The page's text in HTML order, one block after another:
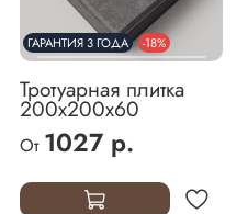
ГАРАНТИЯ 3 ГОДА -18%
Тротуарная плитка
200х200х60
От 1027 р.